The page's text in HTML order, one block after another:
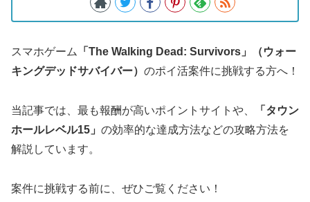
スマホゲーム
「The Walking Dead: Survivors」（ウォー
キングデッドサバイバー） のポイ活案件に挑戦する方へ！
当記事では、最も報酬が高いポイントサイトや、
「タウン
ホールレベル15」 の効率的な達成方法などの攻略方法を
解説しています。
案件に挑戦する前に、ぜひご覧ください！